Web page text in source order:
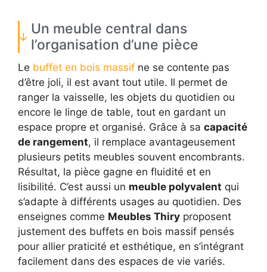
Un meuble central dans
l’organisation d’une pièce
Le buffet en bois massif ne se contente pas
d’être joli, il est avant tout utile. Il permet de
ranger la vaisselle, les objets du quotidien ou
encore le linge de table, tout en gardant un
espace propre et organisé. Grâce à sa capacité
de rangement, il remplace avantageusement
plusieurs petits meubles souvent encombrants.
Résultat, la pièce gagne en fluidité et en
lisibilité. C’est aussi un meuble polyvalent qui
s’adapte à différents usages au quotidien. Des
enseignes comme Meubles Thiry proposent
justement des buffets en bois massif pensés
pour allier praticité et esthétique, en s’intégrant
facilement dans des espaces de vie variés.